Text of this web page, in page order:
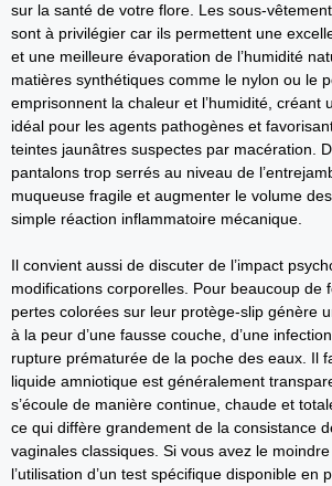
sur la santé de votre flore. Les sous-
sont à privilégier car ils permettent une
et une meilleure évaporation de l’humidité
matières synthétiques comme le nylon ou le
emprisonnent la chaleur et l’humidité, créant
idéal pour les agents pathogènes et
teintes jaunâtres suspectes par macération.
pantalons trop serrés au niveau de
muqueuse fragile et augmenter le volume
simple réaction inflammatoire mécanique.
Il convient aussi de discuter de l’impact
modifications corporelles. Pour beaucoup de
pertes colorées sur leur protège-slip génère
à la peur d’une fausse couche, d’une
rupture prématurée de la poche des eaux. Il
liquide amniotique est généralement
s’écoule de manière continue, chaude et
ce qui diffère grandement de la consistance
vaginales classiques. Si vous avez le
l’utilisation d’un test spécifique disponible en